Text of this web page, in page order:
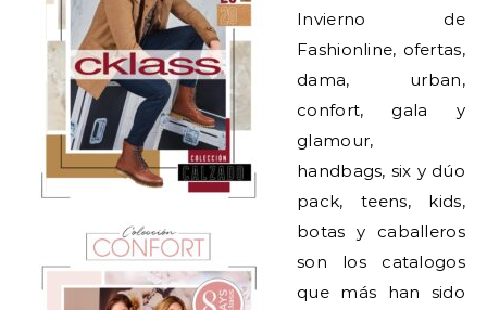
Invierno de
Fashionline, ofertas,
dama, urban,
confort, gala y
glamour,
handbags, six y dúo
pack, teens, kids,
botas y caballeros
son los catalogos
que más han sido